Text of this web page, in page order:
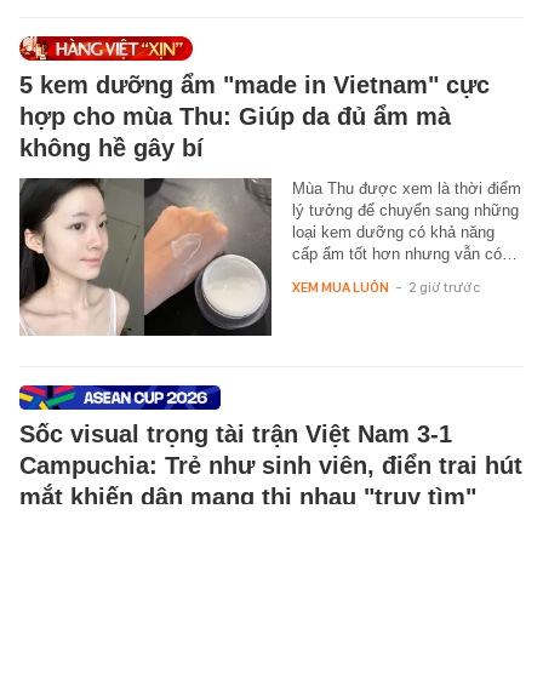
5 kem dưỡng ẩm "made in Vietnam" cực
hợp cho mùa Thu: Giúp da đủ ẩm mà
không hề gây bí
Mùa Thu được xem là thời điểm
lý tưởng để chuyển sang những
loại kem dưỡng có khả năng
cấp ẩm tốt hơn nhưng vẫn có…
XEM MUA LUÔN - 2 giờ trước
Sốc visual trọng tài trận Việt Nam 3-1
Campuchia: Trẻ như sinh viên, điển trai hút
mắt khiến dân mạng thi nhau "truy tìm"